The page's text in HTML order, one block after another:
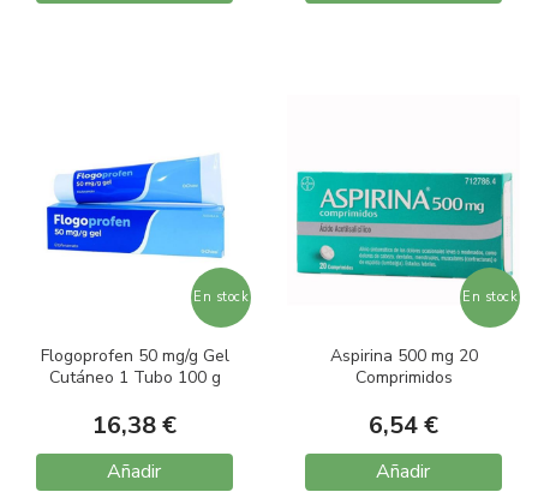
En stock
Flogoprofen 50 mg/g Gel
Cutáneo 1 Tubo 100 g
16,38 €
Añadir
En stock
Aspirina 500 mg 20
Comprimidos
6,54 €
Añadir